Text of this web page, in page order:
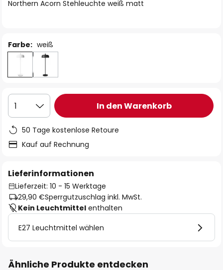
Northern Acorn Stehleuchte weiß matt
Farbe: weiß
1 In den Warenkorb
50 Tage kostenlose Retoure
Kauf auf Rechnung
Lieferinformationen
Lieferzeit: 10 - 15 Werktage
29,90 €Sperrgutzuschlag inkl. MwSt.
Kein Leuchtmittel enthalten
E27 Leuchtmittel wählen
Ähnliche Produkte entdecken